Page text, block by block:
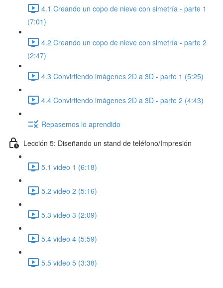
4.1 Creando un copo de nieve con simetría - parte 1
(7:01)
4.2 Creando un copo de nieve con simetría - parte 2
(2:47)
4.3 Convirtiendo imágenes 2D a 3D - parte 1 (5:25)
4.4 Convirtiendo imágenes 2D a 3D - parte 2 (4:43)
Repasemos lo aprendido
Lección 5: Diseñando un stand de teléfono/Impresión
5.1 video 1 (6:18)
5.2 video 2 (5:16)
5.3 video 3 (2:09)
5.4 video 4 (5:59)
5.5 video 5 (3:38)